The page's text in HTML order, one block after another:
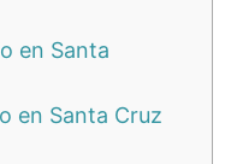
en Santa
en Santa Cruz